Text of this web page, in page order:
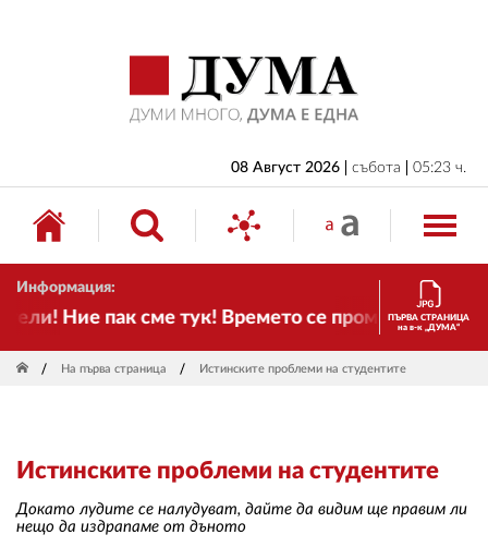
08 Август 2026 събота 05:23 ч.
Информация:
Ние пак сме тук! Времето се променя и налага
ПЪРВА СТРАНИЦА
на в-к „ДУМА“
На първа страница Истинските проблеми на студентите
Истинските проблеми на студентите
Докато лудите се налудуват, дайте да видим ще правим ли
нещо да издрапаме от дъното
БЪЛГАРИЯ
ИКОНОМИКА
ИЗБОРИ
СВЯТ
ДРУГИ